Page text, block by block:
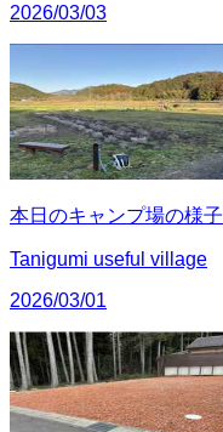
2026/03/03
本日のキャンプ場の様子
Tanigumi useful village
2026/03/01